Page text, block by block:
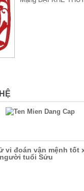
vi đoán vận mệnh tốt
tuổi Sửu